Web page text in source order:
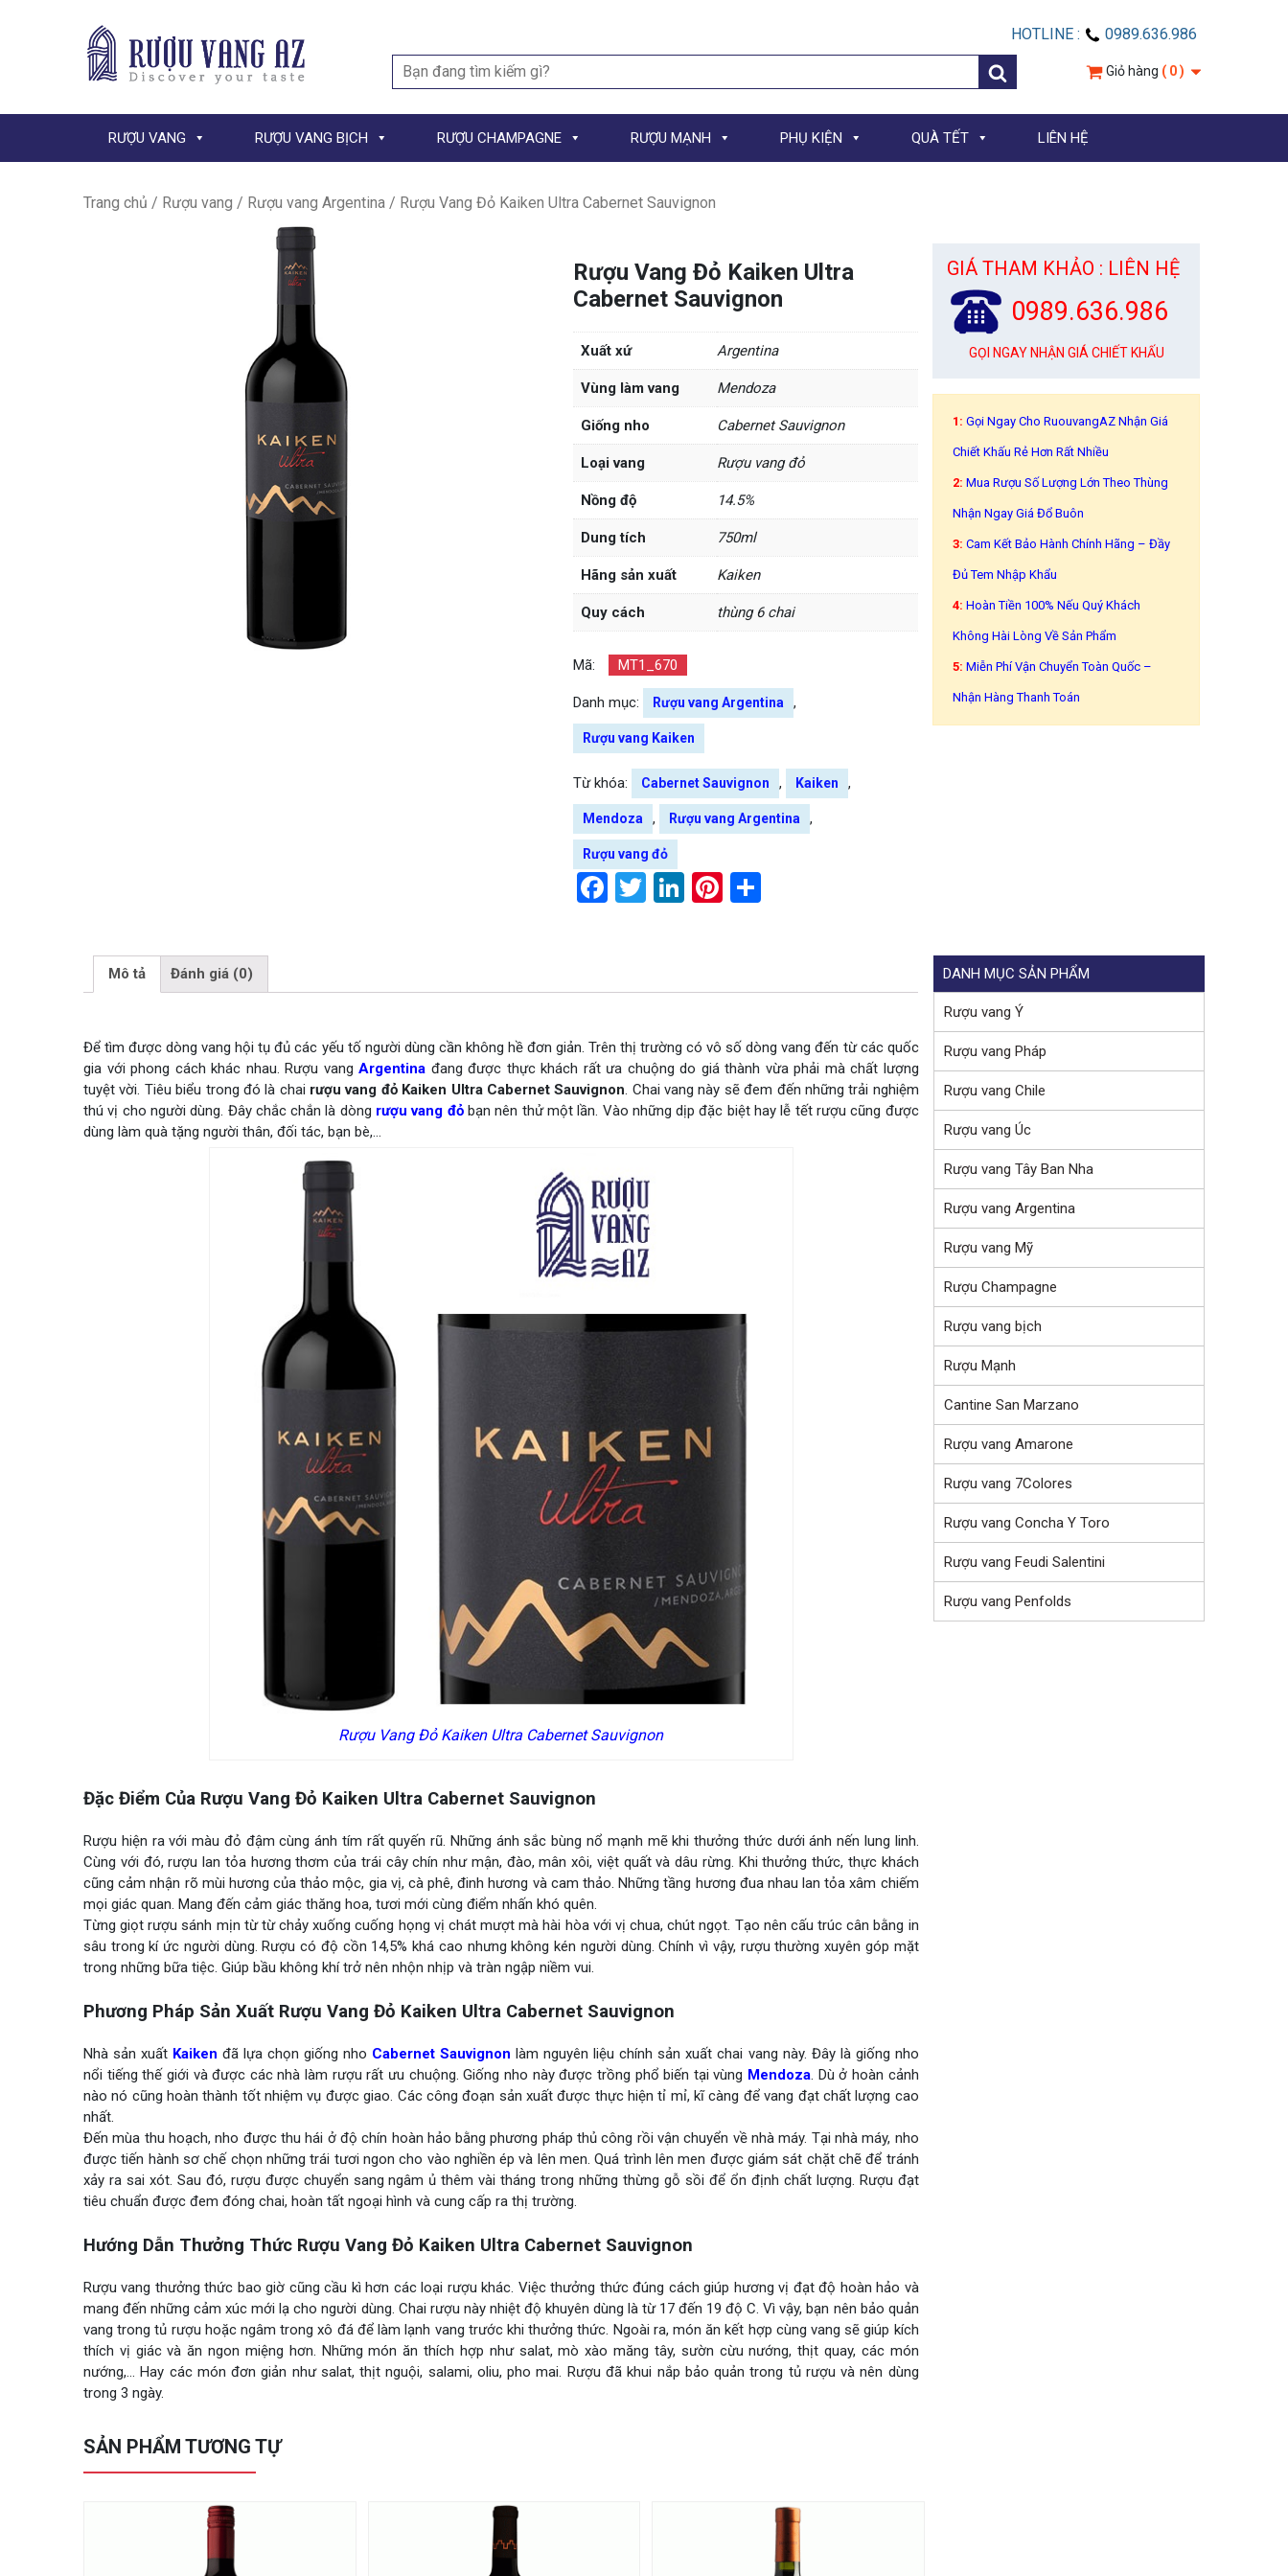
HOTLINE :
0989.636.986
Search
for:
Giỏ hàng ( 0 )
RƯỢU VANG RƯỢU VANG BỊCH RƯỢU CHAMPAGNE RƯỢU MẠNH PHỤ KIỆN QUÀ TẾT LIÊN HỆ
Trang chủ / Rượu vang / Rượu vang Argentina / Rượu Vang Đỏ Kaiken Ultra Cabernet Sauvignon
Rượu Vang Đỏ Kaiken Ultra
Cabernet Sauvignon
Xuất xứ Argentina
Vùng làm vang Mendoza
Giống nho Cabernet Sauvignon
Loại vang Rượu vang đỏ
Nồng độ 14.5%
Dung tích 750ml
Hãng sản xuất Kaiken
Quy cách thùng 6 chai
Mã: MT1_670
Danh mục: Rượu vang Argentina ,
Rượu vang Kaiken
Từ khóa: Cabernet Sauvignon , Kaiken ,
Mendoza , Rượu vang Argentina ,
Rượu vang đỏ
Facebook
Twitter
LinkedIn
Pinterest
GIÁ THAM KHẢO : LIÊN HỆ
0989.636.986
GỌI NGAY NHẬN GIÁ CHIẾT KHẤU
1:Gọi Ngay Cho RuouvangAZ Nhận Giá
Chiết Khấu Rẻ Hơn Rất Nhiều
2:Mua Rượu Số Lượng Lớn Theo Thùng
Nhận Ngay Giá Đổ Buôn
3: Cam Kết Bảo Hành Chính Hãng – Đầy
Đủ Tem Nhập Khẩu
4:Hoàn Tiền 100% Nếu Quý Khách
Không Hài Lòng Về Sản Phẩm
5: Miễn Phí Vận Chuyển Toàn Quốc –
Nhận Hàng Thanh Toán
Mô tả Đánh giá (0)
Để tìm được dòng vang hội tụ đủ các yếu tố người dùng cần không hề đơn giản. Trên thị trường có vô số dòng vang đến từ các quốc
gia với phong cách khác nhau. Rượu vangArgentina đang được thực khách rất ưa chuộng do giá thành vừa phải mà chất lượng
tuyệt vời. Tiêu biểu trong đó là chai rượu vang đỏ Kaiken Ultra Cabernet Sauvignon. Chai vang này sẽ đem đến những trải nghiệm
thú vị cho người dùng. Đây chắc chắn là dòng rượu vang đỏbạn nên thử một lần. Vào những dịp đặc biệt hay lễ tết rượu cũng được
dùng làm quà tặng người thân, đối tác, bạn bè,…
Rượu Vang Đỏ Kaiken Ultra Cabernet Sauvignon
Đặc Điểm Của Rượu Vang Đỏ Kaiken Ultra Cabernet Sauvignon
Rượu hiện ra với màu đỏ đậm cùng ánh tím rất quyến rũ. Những ánh sắc bùng nổ mạnh mẽ khi thưởng thức dưới ánh nến lung linh.
Cùng với đó, rượu lan tỏa hương thơm của trái cây chín như mận, đào, mân xôi, việt quất và dâu rừng. Khi thưởng thức, thực khách
cũng cảm nhận rõ mùi hương của thảo mộc, gia vị, cà phê, đinh hương và cam thảo. Những tầng hương đua nhau lan tỏa xâm chiếm
mọi giác quan. Mang đến cảm giác thăng hoa, tươi mới cùng điểm nhấn khó quên.
Từng giọt rượu sánh mịn từ từ chảy xuống cuống họng vị chát mượt mà hài hòa với vị chua, chút ngọt. Tạo nên cấu trúc cân bằng in
sâu trong kí ức người dùng. Rượu có độ cồn 14,5% khá cao nhưng không kén người dùng. Chính vì vậy, rượu thường xuyên góp mặt
trong những bữa tiệc. Giúp bầu không khí trở nên nhộn nhịp và tràn ngập niềm vui.
Phương Pháp Sản Xuất Rượu Vang Đỏ Kaiken Ultra Cabernet Sauvignon
Nhà sản xuất Kaiken đã lựa chọn giống nho Cabernet Sauvignon làm nguyên liệu chính sản xuất chai vang này. Đây là giống nho
nổi tiếng thế giới và được các nhà làm rượu rất ưu chuộng. Giống nho này được trồng phổ biến tại vùng Mendoza. Dù ở hoàn cảnh
nào nó cũng hoàn thành tốt nhiệm vụ được giao. Các công đoạn sản xuất được thực hiện tỉ mỉ, kĩ càng để vang đạt chất lượng cao
nhất.
Đến mùa thu hoạch, nho được thu hái ở độ chín hoàn hảo bằng phương pháp thủ công rồi vận chuyển về nhà máy. Tại nhà máy, nho
được tiến hành sơ chế chọn những trái tươi ngon cho vào nghiền ép và lên men. Quá trình lên men được giám sát chặt chẽ để tránh
xảy ra sai xót. Sau đó, rượu được chuyển sang ngâm ủ thêm vài tháng trong những thừng gỗ sồi để ổn định chất lượng. Rượu đạt
tiêu chuẩn được đem đóng chai, hoàn tất ngoại hình và cung cấp ra thị trường.
Hướng Dẫn Thưởng Thức Rượu Vang Đỏ Kaiken Ultra Cabernet Sauvignon
Rượu vang thưởng thức bao giờ cũng cầu kì hơn các loại rượu khác. Việc thưởng thức đúng cách giúp hương vị đạt độ hoàn hảo và
mang đến những cảm xúc mới lạ cho người dùng. Chai rượu này nhiệt độ khuyên dùng là từ 17 đến 19 độ C. Vì vậy, bạn nên bảo quản
vang trong tủ rượu hoặc ngâm trong xô đá để làm lạnh vang trước khi thưởng thức. Ngoài ra, món ăn kết hợp cùng vang sẽ giúp kích
thích vị giác và ăn ngon miệng hơn. Những món ăn thích hợp như salat, mò xào măng tây, sườn cừu nướng, thịt quay, các món
nướng,… Hay các món đơn giản như salat, thịt nguội, salami, oliu, pho mai. Rượu đã khui nắp bảo quản trong tủ rượu và nên dùng
trong 3 ngày.
DANH MỤC SẢN PHẨM
Rượu vang Ý
Rượu vang Pháp
Rượu vang Chile
Rượu vang Úc
Rượu vang Tây Ban Nha
Rượu vang Argentina
Rượu vang Mỹ
Rượu Champagne
Rượu vang bịch
Rượu Mạnh
Cantine San Marzano
Rượu vang Amarone
Rượu vang 7Colores
Rượu vang Concha Y Toro
Rượu vang Feudi Salentini
Rượu vang Penfolds
SẢN PHẨM TƯƠNG TỰ